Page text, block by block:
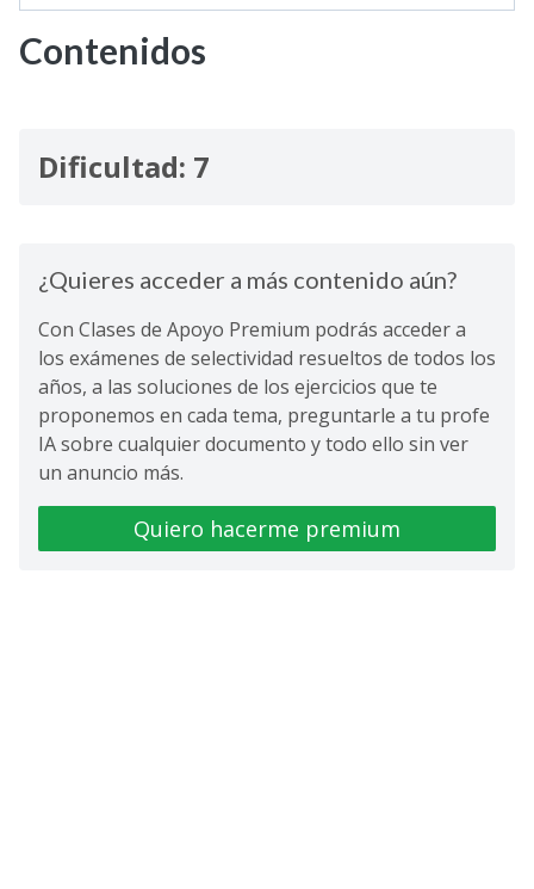
Contenidos
Dificultad: 7
¿Quieres acceder a más contenido aún?
Con Clases de Apoyo Premium podrás acceder a
los exámenes de selectividad resueltos de todos los
años, a las soluciones de los ejercicios que te
proponemos en cada tema, preguntarle a tu profe
IA sobre cualquier documento y todo ello sin ver
un anuncio más.
Quiero hacerme premium